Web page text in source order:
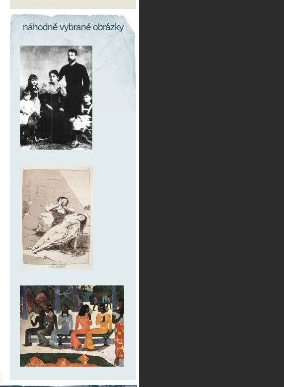
náhodně vybrané obrázky